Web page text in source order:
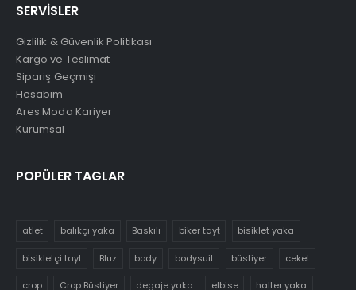
SERVİSLER
Gizlilik & Güvenlik Politikası
Kargo ve Teslimat
Sipariş Geçmişi
Hesabım
Ares Moda Kariyer
Kurumsal
POPÜLER TAGLAR
atlet balıkçı yaka Baskılı biker tayt bisiklet yaka
bisikletçi tayt Bluz body bodysuit büstiyer ceket
crop Crop Büstiyer degaje yaka elbise halter yaka